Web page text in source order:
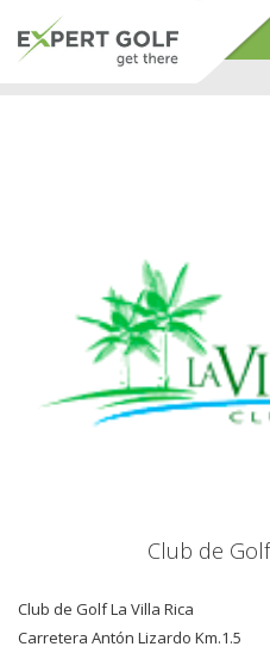
Club de
Club de Golf La Villa Rica
Carretera Antón Lizardo Km.1.5